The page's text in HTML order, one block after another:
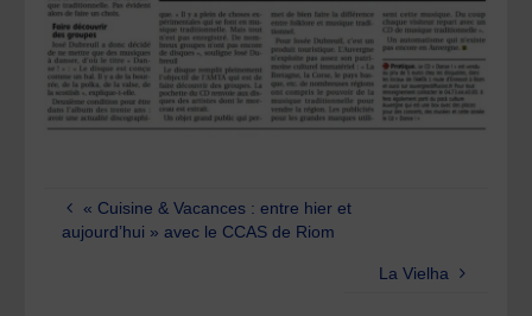
« Cuisine & Vacances : entre hier et
aujourd’hui » avec le CCAS de Riom
La Vielha